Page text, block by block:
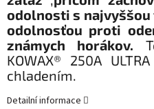
odolnostis
odolnosťou proti
známych horákov.
KOWAX® 250A
chladením.
Detailní informace